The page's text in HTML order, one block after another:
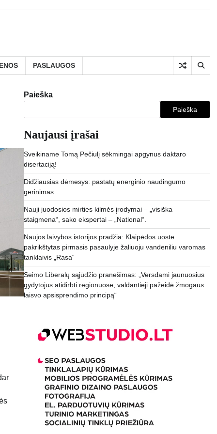
PASLAUGOS
Paieška
Paieška
Naujausi įrašai
Sveikiname Tomą Pečiulį sėkmingai apgynus daktaro
disertaciją!
Didžiausias dėmesys: pastatų energinio naudingumo
gerinimas
Nauji juodosios mirties kilmės įrodymai – „visiška
staigmena“, sako ekspertai – „National“.
Naujos laivybos istorijos pradžia: Klaipėdos uoste
pakrikštytas pirmasis pasaulyje žaliuoju vandeniliu varomas
tanklaivis „Rasa“
Seimo Liberalų sąjūdžio pranešimas: „Versdami jaunuosius
gydytojus atidirbti regionuose, valdantieji pažeidė žmogaus
laisvo apsisprendimo principą“